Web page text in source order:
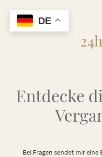
24h
Entdecke
Bei Fragen sendet mir
DE